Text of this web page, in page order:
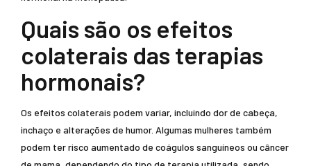
Quais são os efeitos
colaterais das terapias
hormonais?
Os efeitos colaterais podem variar, incluindo dor de cabeça,
inchaço e alterações de humor. Algumas mulheres também
podem ter risco aumentado de coágulos sanguíneos ou câncer